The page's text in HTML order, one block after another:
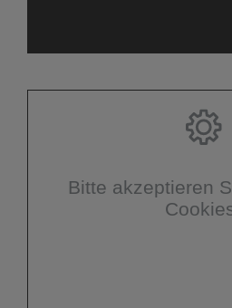
Bitte akzeptieren